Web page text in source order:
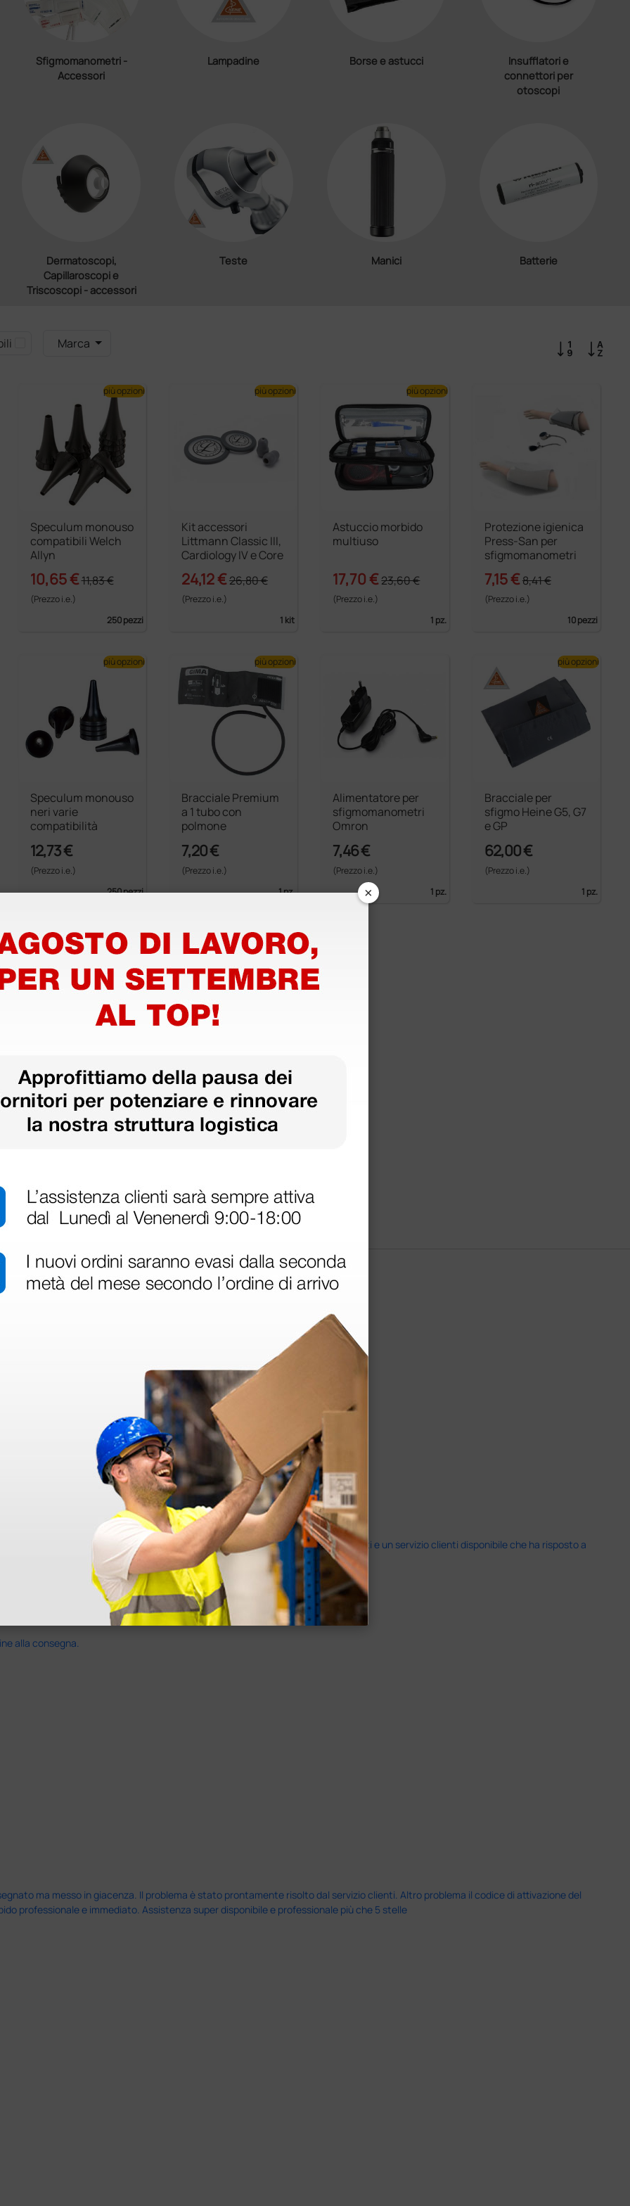
Sfigmomanometri -
Accessori
Lampadine Borse e astucci
Insufflatori e
connettori per
otoscopi
Dermatoscopi,
Capillaroscopi e
Triscoscopi - accessori
Teste Manici Batterie
Marca
Speculum monouso
compatibili Welch
Allyn
10,65 €11,83 €
(Prezzo i.e.)
250 pezzi
più opzioni
Kit accessori
Littmann Classic III,
Cardiology IV e Core
24,12 €26,80 €
(Prezzo i.e.)
1 kit
più opzioni
Astuccio morbido
multiuso
17,70 €23,60 €
(Prezzo i.e.)
1 pz.
più opzioni
Protezione igienica
Press-San per
sfigmomanometri
7,15 €8,41 €
(Prezzo i.e.)
10 pezzi
Speculum monouso
neri varie
compatibilità
12,73 €
(Prezzo i.e.)
250 pezzi
più opzioni
Bracciale Premium
a 1 tubo con
polmone
7,20 €
(Prezzo i.e.)
1 pz.
più opzioni
Alimentatore per
sfigmomanometri
Omron
7,46 €
(Prezzo i.e.)
1 pz.
Bracciale per
sfigmo Heine G5, G7
e GP
62,00 €
(Prezzo i.e.)
1 pz.
più opzioni
Sottobracciale
monouso Dispo
band
14,55 €
Kit accessori
Littmann Master
Cardiology™
21,00 €
più opzioni
Carica più prodotti
dell'esperienza. Apparecchiatura di qualità, consegna nei tempi previsti e un servizio clienti disponibile che ha risposto a
alla consegna.
ma messo in giacenza. Il problema è stato prontamente risolto dal servizio clienti. Altro problema il codice di attivazione del
professionale e immediato. Assistenza super disponibile e professionale più che 5 stelle
×